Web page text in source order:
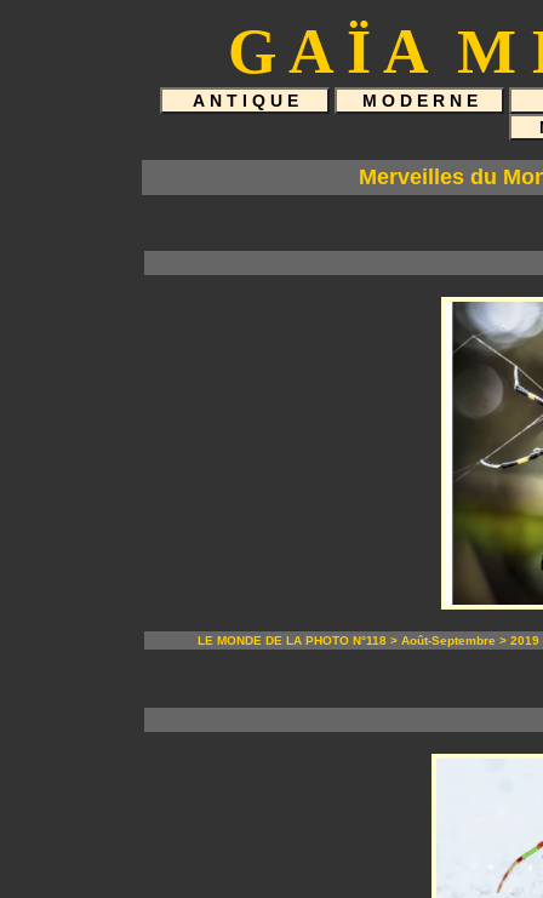
Merveilles du
LE MONDE DE LA PHOTO N°118 > Août-Septembre > 2019